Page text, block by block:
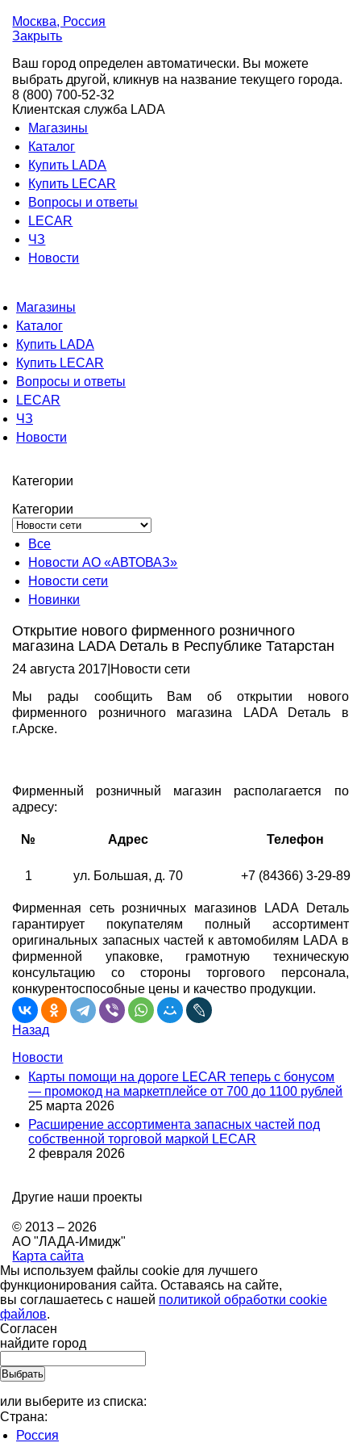
Москва, Россия
Закрыть
Ваш город определен автоматически. Вы можете
выбрать другой, кликнув на название текущего города.
8 (800) 700-52-32
Клиентская служба LADA
Магазины
Каталог
Купить LADA
Купить LECAR
Вопросы и ответы
LECAR
ЧЗ
Новости
Магазины
Каталог
Купить LADA
Купить LECAR
Вопросы и ответы
LECAR
ЧЗ
Новости
Категории
Категории
Все
Новости АО «АВТОВАЗ»
Новости сети
Новинки
Открытие нового фирменного розничного
магазина LADA Dеталь в Республике Татарстан
24 августа 2017 Новости сети
Мы рады сообщить Вам об открытии нового
фирменного розничного магазина LADA Dеталь в
г.Арске.
Фирменный розничный магазин располагается по
адресу:
№ Адрес Телефон
1 ул. Большая, д. 70 +7 (84366) 3-29-89
Фирменная сеть розничных магазинов LADA Dеталь
гарантирует покупателям полный ассортимент
оригинальных запасных частей к автомобилям LADA в
фирменной упаковке, грамотную техническую
консультацию со стороны торгового персонала,
конкурентоспособные цены и качество продукции.
Назад
Новости
Карты помощи на дороге LECAR теперь с бонусом
— промокод на маркетплейсе от 700 до 1100 рублей
25 марта 2026
Расширение ассортимента запасных частей под
собственной торговой маркой LECAR
2 февраля 2026
Другие наши проекты
© 2013 – 2026
АО "ЛАДА-Имидж"
Карта сайта
Мы используем файлы cookie для лучшего
функционирования сайта. Оставаясь на сайте,
вы соглашаетесь с нашей политикой обработки cookie
файлов.
Согласен
найдите город
или выберите из списка:
Страна:
Россия